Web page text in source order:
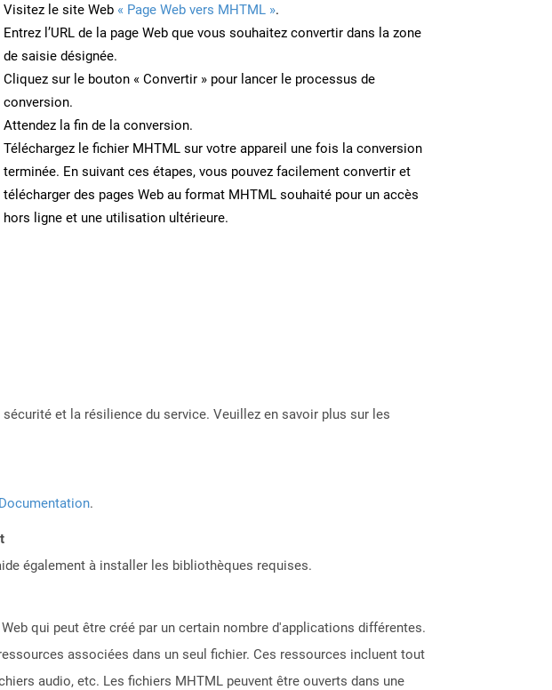
Visitez le site Web « Page Web vers MHTML ».
Entrez l’URL de la page Web que vous souhaitez convertir dans la zone
de saisie désignée.
Cliquez sur le bouton « Convertir » pour lancer le processus de
conversion.
Attendez la fin de la conversion.
Téléchargez le fichier MHTML sur votre appareil une fois la conversion
terminée. En suivant ces étapes, vous pouvez facilement convertir et
télécharger des pages Web au format MHTML souhaité pour un accès
hors ligne et une utilisation ultérieure.
et la résilience du service. Veuillez en savoir plus sur les
.
également à installer les bibliothèques requises.
qui peut être créé par un certain nombre d'applications différentes.
associées dans un seul fichier. Ces ressources incluent tout
audio, etc. Les fichiers MHTML peuvent être ouverts dans une